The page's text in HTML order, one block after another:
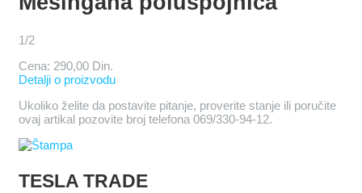
1/2
Cena: 290,00 Din.
Detalji o proizvodu
Ukoliko želite da postavite pitanje, proverite stanje ili poručite
ovaj artikal pozovite broj telefona 069/330-94-12.
TESLA TRADE